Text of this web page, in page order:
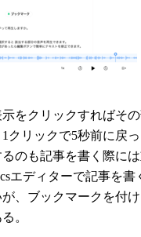
をクリックすればそ
クリックで5秒前に戻
のも記事を書く際に
エディターで記事を書
、ブックマークを付
。